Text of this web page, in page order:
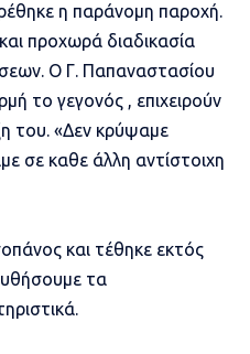
η παράνομη παροχή.
προχωρά διαδικασία
Ο Γ. Παπαναστασίου
το γεγονός , επιχειρούν
του. «Δεν κρύψαμε
σε καθε άλλη αντίστοιχη
και τέθηκε εκτός
τα